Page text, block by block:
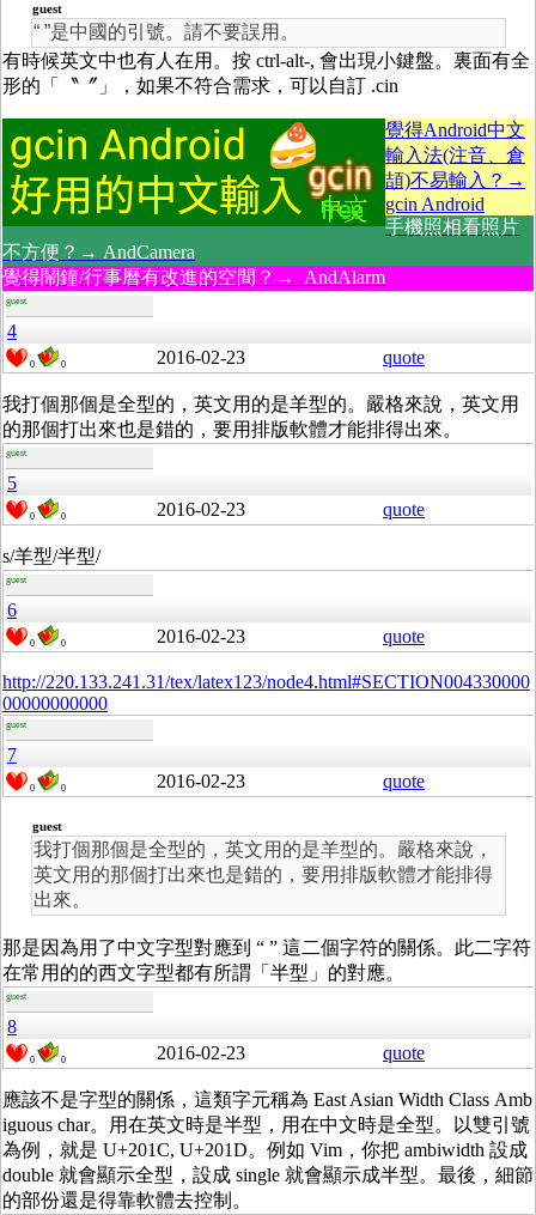
guest
“ ”是中國的引號。請不要誤用。
有時候英文中也有人在用。按 ctrl-alt-, 會出現小鍵盤。裏面有全
形的「〝〞」，如果不符合需求，可以自訂 .cin
覺得Android中文
輸入法(注音、倉
頡)不易輸入？→
gcin Android
手機照相看照片
不方便？→ AndCamera
覺得鬧鐘/行事曆有改進的空間？→ AndAlarm
guest
4
0 0 2016-02-23 quote
我打個那個是全型的，英文用的是羊型的。嚴格來說，英文用
的那個打出來也是錯的，要用排版軟體才能排得出來。
guest
5
0 0 2016-02-23 quote
s/羊型/半型/
guest
6
0 0 2016-02-23 quote
http://220.133.241.31/tex/latex123/node4.html#SECTION004330000
00000000000
guest
7
0 0 2016-02-23 quote
guest
我打個那個是全型的，英文用的是羊型的。嚴格來說，
英文用的那個打出來也是錯的，要用排版軟體才能排得
出來。
那是因為用了中文字型對應到 “ ” 這二個字符的關係。此二字符
在常用的的西文字型都有所謂「半型」的對應。
guest
8
0 0 2016-02-23 quote
應該不是字型的關係，這類字元稱為 East Asian Width Class Amb
iguous char。用在英文時是半型，用在中文時是全型。以雙引號
為例，就是 U+201C, U+201D。例如 Vim，你把 ambiwidth 設成
double 就會顯示全型，設成 single 就會顯示成半型。最後，細節
的部份還是得靠軟體去控制。